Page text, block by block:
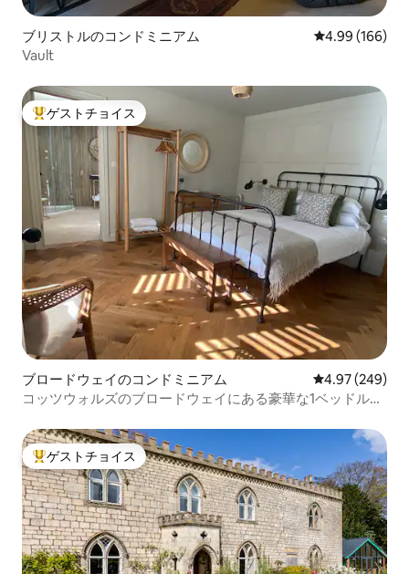
ブリストルのコンドミニアム レビュー166
4.99 (166)
Vault
大好評のゲストチョイスです。
ゲストチョイス
ブロードウェイのコンドミニアム レビュー249
4.97 (249)
コッツウォルズのブロードウェイにある豪華な1ベッドルー
大好評のゲストチョイスです。
ゲストチョイス